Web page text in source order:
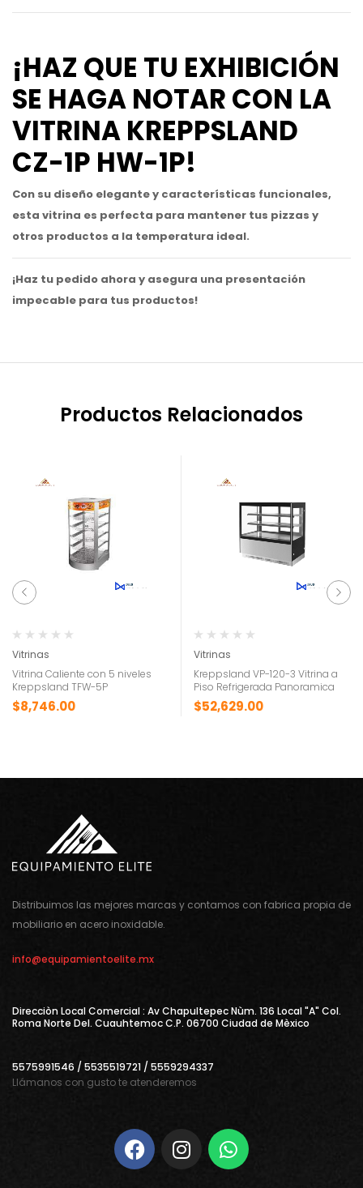
¡HAZ QUE TU EXHIBICIÓN
SE HAGA NOTAR CON LA
VITRINA KREPPSLAND
CZ-1P HW-1P!
Con su diseño elegante y características funcionales,
esta vitrina es perfecta para mantener tus pizzas y
otros productos a la temperatura ideal.
¡Haz tu pedido ahora y asegura una presentación
impecable para tus productos!
Productos Relacionados
Vitrinas
Vitrina Caliente con 5 niveles
Kreppsland TFW-5P
$8,746.00
Vitrinas
Kreppsland VP-120-3 Vitrina a
Piso Refrigerada Panoramica
$52,629.00
Distribuimos las mejores marcas y contamos con fabrica propia de
mobiliario en acero inoxidable.
info@equipamientoelite.mx
Direcciòn Local Comercial : Av Chapultepec Nùm. 136 Local "A" Col.
Roma Norte Del. Cuauhtemoc C.P. 06700 Ciudad de Mèxico
5575991546 / 5535519721 / 5559294337
Llámanos con gusto te atenderemos